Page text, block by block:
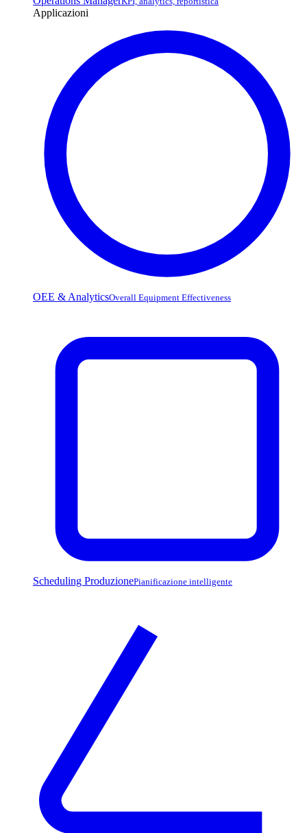
Applicazioni
OEE & AnalyticsOverall Equipment Effectiveness
Scheduling ProduzionePianificazione intelligente